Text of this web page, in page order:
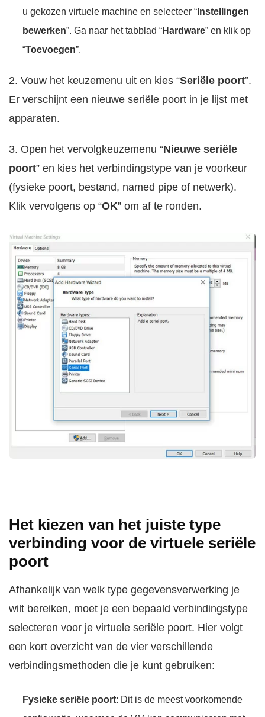
u gekozen virtuele machine en selecteer “ Instellingen
bewerken”. Ga naar het tabblad “Hardware” en klik op
“Toevoegen”.
2. Vouw het keuzemenu uit en kies “Seriële poort”.
Er verschijnt een nieuwe seriële poort in je lijst met
apparaten.
3. Open het vervolgkeuzemenu “Nieuwe seriële
poort” en kies het verbindingstype van je voorkeur
(fysieke poort, bestand, named pipe of netwerk).
Klik vervolgens op “OK” om af te ronden.
Het kiezen van het juiste type
verbinding voor de virtuele seriële
poort
Afhankelijk van welk type gegevensverwerking je
wilt bereiken, moet je een bepaald verbindingstype
selecteren voor je virtuele seriële poort. Hier volgt
een kort overzicht van de vier verschillende
verbindingsmethoden die je kunt gebruiken:
Fysieke seriële poort: Dit is de meest voorkomende